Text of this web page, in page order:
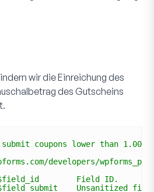
wir die Einreichung des
des Gutscheins
coupons lower than 1.00.
developers/
Field ID.
$field_submit    Unsanitized